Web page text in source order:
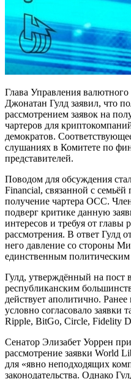
Глава Управления
Джонатан Гулд заявил, что
рассмотрением заявок на
чартеров для
демократов.
слушаниях в Комитете по
представителей.
Поводом для обсуждения
Financial, связанной с
получение чартера OCC.
подверг критике данную
интересов и требуя от главы
рассмотрения. В ответ Гулд
него давление со стороны
единственным
Гулд, утверждённый на пост
республиканским
действует аполитично.
условно согласовало заявки
Ripple, BitGo, Circle, Fidelity
Сенатор Элизабет Уоррен
рассмотрение заявки World
для «явно неподходящих
законодательства. Однако